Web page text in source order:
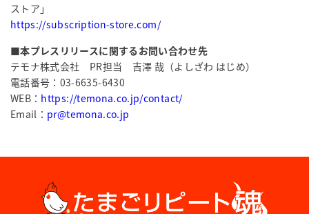
ストア」
https://subscription-store.com/
■本プレスリリースに関するお問い合わせ先
テモナ株式会社 PR担当 吉澤 哉（よしざわ はじめ）
電話番号：03-6635-6430
WEB： https://temona.co.jp/contact/
Email： pr@temona.co.jp